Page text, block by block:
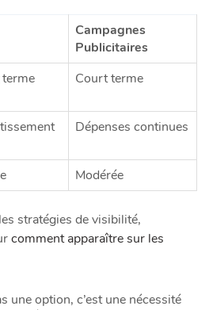
Campagnes
Publicitaires
Court terme
Dépenses continues
Modérée
stratégies de visibilité,
comment apparaître sur les
une option, c’est une nécessité